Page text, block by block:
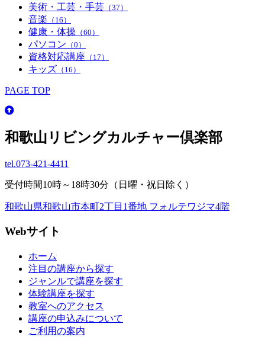
美術・工芸・手芸 （37）
音楽 （16）
健康・体操 （60）
パソコン （0）
資格対応講座 （17）
キッズ （16）
PAGE TOP
和歌山リビングカルチャー倶楽部
tel.073-421-4411
受付時間10時～18時30分（日曜・祝日除く）
和歌山県和歌山市本町2丁目1番地 フォルテワジマ4階
Webサイト
ホーム
注目の講座から探す
ジャンルで講座を探す
体験講座を探す
教室へのアクセス
講座の申込みについて
ご利用の案内